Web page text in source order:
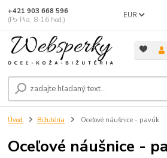
EUR
+421 903 668 596
(Po-Pia, 8-16 hod.)
Úvod Bižutéria Oceľové náušnice - pavúk
Oceľové náušnice -